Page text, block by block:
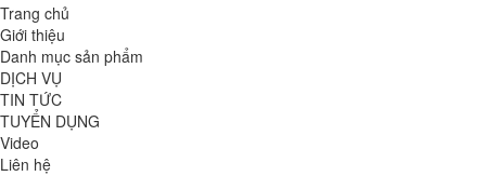
Trang chủ
Giới thiệu
Danh mục sản phẩm
DỊCH VỤ
TIN TỨC
TUYỂN DỤNG
Video
Liên hệ